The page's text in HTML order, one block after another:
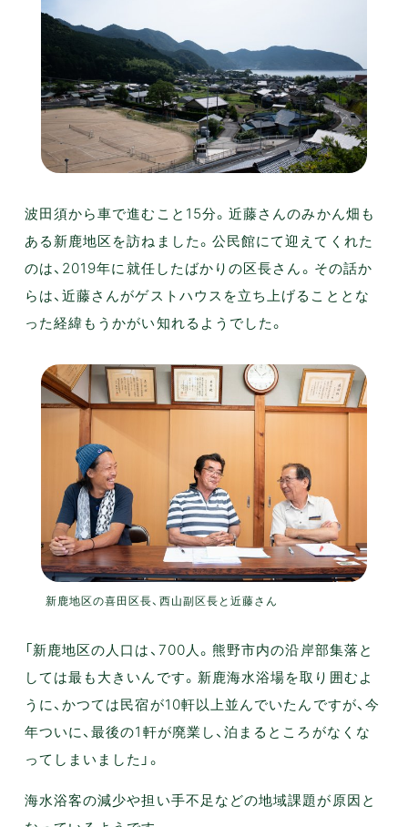
波田須から車で進むこと15分。近藤さんのみかん畑も
ある新鹿地区を訪ねました。公民館にて迎えてくれた
のは、2019年に就任したばかりの区長さん。その話か
らは、近藤さんがゲストハウスを立ち上げることとな
った経緯もうかがい知れるようでした。
新鹿地区の喜田区長、西山副区長と近藤さん
「新鹿地区の人口は、700人。熊野市内の沿岸部集落と
しては最も大きいんです。新鹿海水浴場を取り囲むよ
うに、かつては民宿が10軒以上並んでいたんですが、今
年ついに、最後の1軒が廃業し、泊まるところがなくな
ってしまいました」。
海水浴客の減少や担い手不足などの地域課題が原因と